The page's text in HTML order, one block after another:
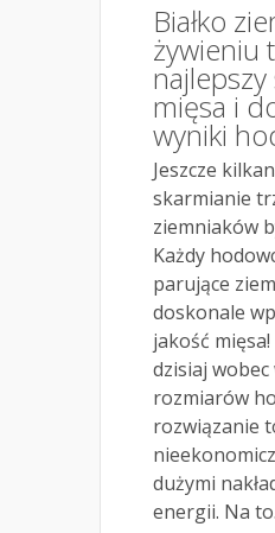
Białko
żywieniu
mięsa i
wyniki
Jeszcze
skarmianie
ziemniaków
Każdy
parujące
doskonale
jakość
dzisiaj wobec
rozmiarów
rozwiązanie
dużymi
energii. Na